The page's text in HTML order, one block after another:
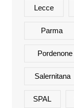
Lecce
Parma
Pordenone
Salernitana
SPAL